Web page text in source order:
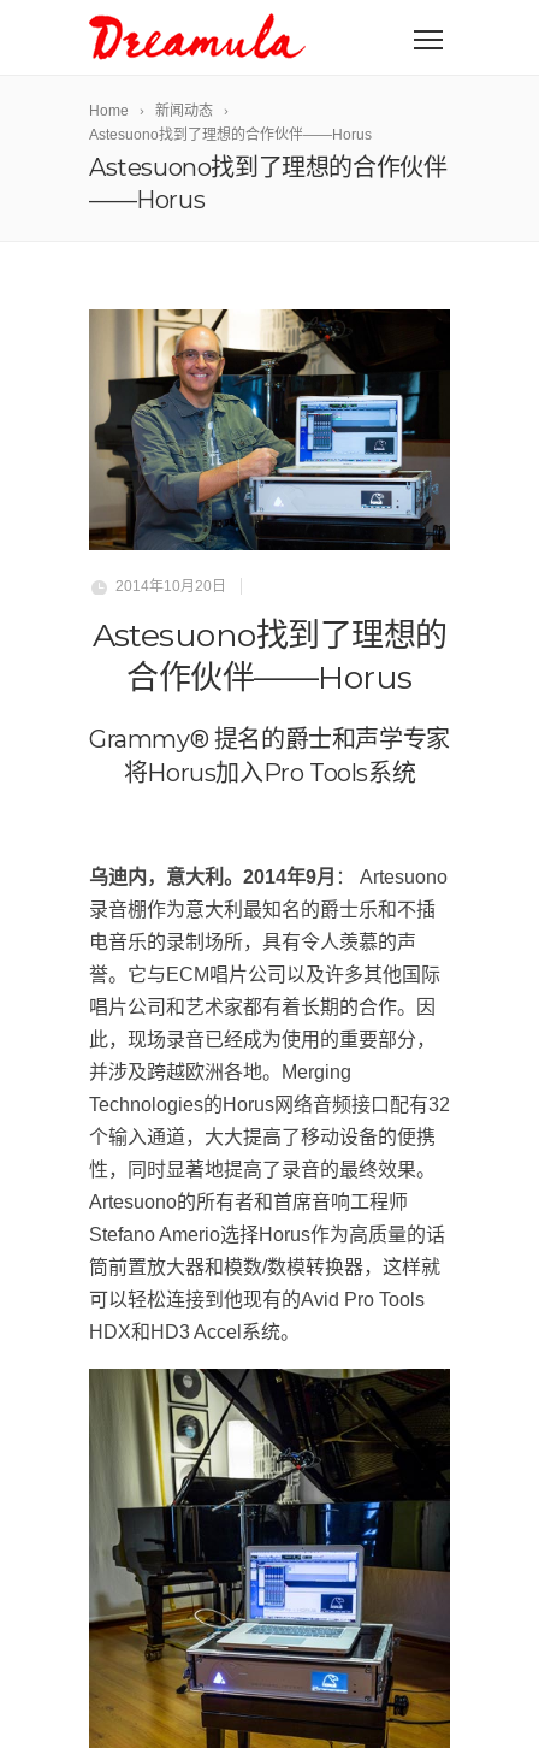
Home
新闻动态
Astesuono找到了理想的合作伙伴——Horus
Astesuono找到了理想的合作伙伴
——Horus
2014年10月20日
Astesuono找到了理想的
合作伙伴——Horus
Grammy® 提名的爵士和声学专家
将Horus加入Pro Tools系统
乌迪内，意大利。 2014年9月 ： Artesuono
录音棚作为意大利最知名的爵士乐和不插
电音乐的录制场所，具有令人羡慕的声
誉。它与ECM唱片公司以及许多其他国际
唱片公司和艺术家都有着长期的合作。因
此，现场录音已经成为使用的重要部分，
并涉及跨越欧洲各地。Merging
Technologies的Horus网络音频接口配有32
个输入通道，大大提高了移动设备的便携
性，同时显著地提高了录音的最终效果。
Artesuono的所有者和首席音响工程师
Stefano Amerio选择Horus作为高质量的话
筒前置放大器和模数/数模转换器，这样就
可以轻松连接到他现有的Avid Pro Tools
HDX和HD3 Accel系统。